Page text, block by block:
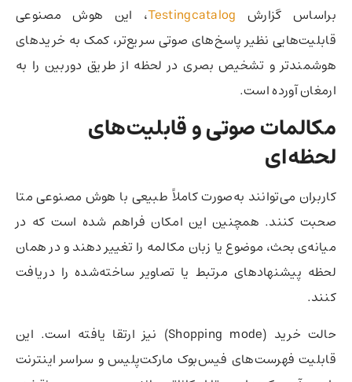
براساس گزارش Testingcatalog، این هوش مصنوعی
قابلیت‌هایی نظیر پاسخ‌های صوتی سریع‌تر، کمک به خریدهای
هوشمندتر و تشخیص بصری در لحظه از طریق دوربین را به
ارمغان آورده است.
مکالمات صوتی و قابلیت‌های
لحظه‌ای
کاربران می‌توانند به‌صورت کاملاً طبیعی با هوش مصنوعی متا
صحبت کنند. همچنین این امکان فراهم شده است که در
میانه‌ی بحث، موضوع یا زبان مکالمه را تغییر دهند و در همان
لحظه پیشنهادهای مرتبط یا تصاویر ساخته‌شده را دریافت
کنند.
حالت خرید (Shopping mode) نیز ارتقا یافته است. این
قابلیت فهرست‌های فیس‌بوک مارکت‌پلیس و سراسر اینترنت